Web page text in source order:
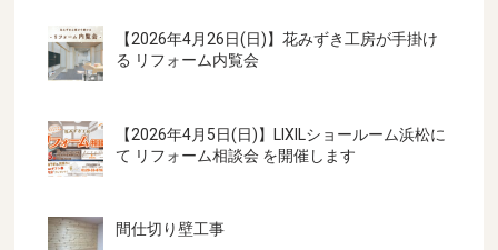
【2026年4月26日(日)】花みずき工房が手掛け
る リフォーム内覧会
【2026年4月5日(日)】LIXILショールーム浜松に
て リフォーム相談会 を開催します
間仕切り壁工事